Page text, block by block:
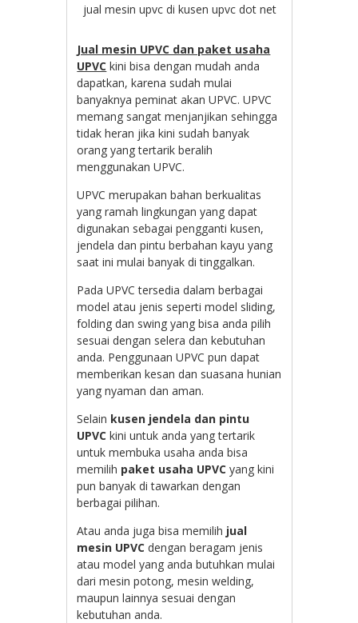
jual mesin upvc di kusen upvc dot net
Jual mesin UPVC dan paket usaha
UPVC kini bisa dengan mudah anda
dapatkan, karena sudah mulai
banyaknya peminat akan UPVC. UPVC
memang sangat menjanjikan sehingga
tidak heran jika kini sudah banyak
orang yang tertarik beralih
menggunakan UPVC.
UPVC merupakan bahan berkualitas
yang ramah lingkungan yang dapat
digunakan sebagai pengganti kusen,
jendela dan pintu berbahan kayu yang
saat ini mulai banyak di tinggalkan.
Pada UPVC tersedia dalam berbagai
model atau jenis seperti model sliding,
folding dan swing yang bisa anda pilih
sesuai dengan selera dan kebutuhan
anda. Penggunaan UPVC pun dapat
memberikan kesan dan suasana hunian
yang nyaman dan aman.
Selain kusen jendela dan pintu
UPVCkini untuk anda yang tertarik
untuk membuka usaha anda bisa
memilih paket usaha UPVC yang kini
pun banyak di tawarkan dengan
berbagai pilihan.
Atau anda juga bisa memilih jual
mesin UPVC dengan beragam jenis
atau model yang anda butuhkan mulai
dari mesin potong, mesin welding,
maupun lainnya sesuai dengan
kebutuhan anda.